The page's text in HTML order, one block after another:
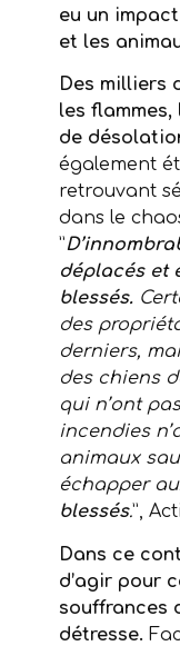
eu un
et les
Des milliers
les
de
également
retrouvant
dans le
”
déplacés et
blessés.
des
derniers,
des chiens
qui n’ont
incendies
animaux
échapper
blessés.”,
Dans ce
d’agir pour
souffrances
détresse.